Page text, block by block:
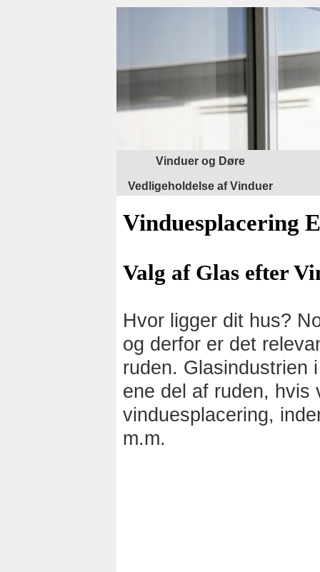
Vinduer og Døre
Vedligeholdelse af Vinduer
Vinduesplacering
Valg af Glas efter
Hvor ligger dit hus?
og derfor er det
ruden. Glasindustrien
ene del af ruden,
vinduesplacering,
m.m.